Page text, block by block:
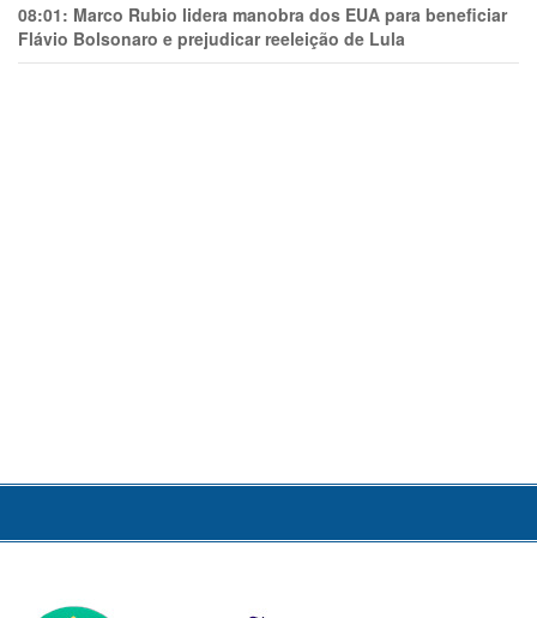
08:01: Marco Rubio lidera manobra dos EUA para beneficiar
Flávio Bolsonaro e prejudicar reeleição de Lula